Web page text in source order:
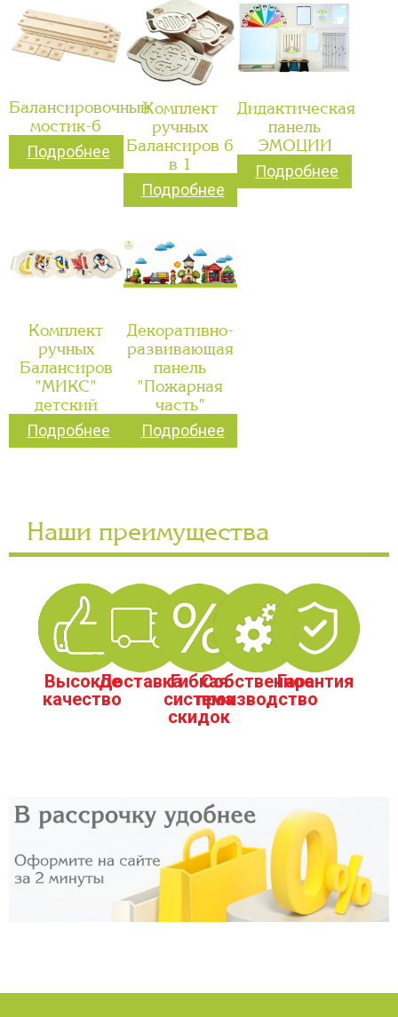
Балансировочный
мостик-6
Подробнее
Комплект
ручных
Балансиров 6
в 1
Подробнее
Дидактическая
панель
ЭМОЦИИ
Подробнее
Комплект
ручных
Балансиров
"МИКС"
детский
Подробнее
Декоративно-
развивающая
панель
"Пожарная
часть"
Подробнее
Наши преимущества
Высокое
качество
ДоставкаГибкая
система
скидок
Собственное
производство
Гарантия